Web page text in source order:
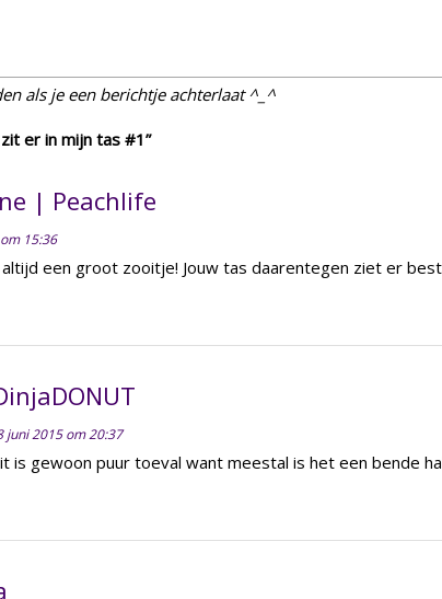
als je een berichtje achterlaat ^_^
er in mijn tas #1”
| Peachlife
15:36
een groot zooitje! Jouw tas daarentegen ziet er
juni 2015 om 20:37
is gewoon puur toeval want meestal is het een bende